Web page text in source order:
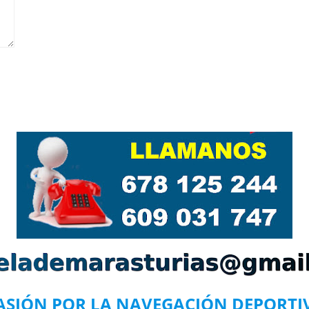
POR LA NAVEGACIÓN